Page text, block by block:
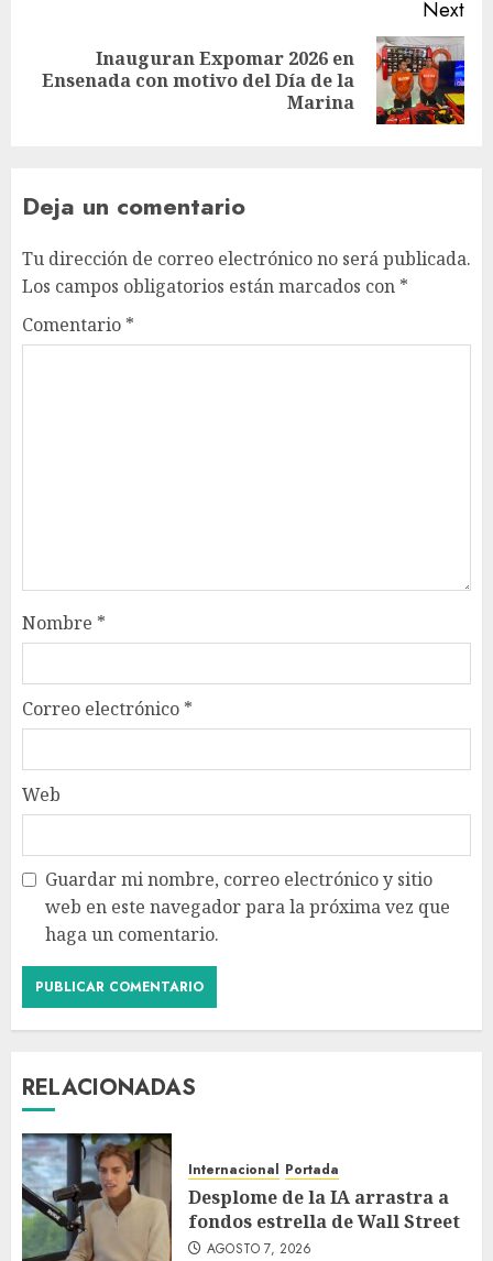
Next
Inauguran Expomar 2026 en
Ensenada con motivo del Día de la
Marina
Deja un comentario
Tu dirección de correo electrónico no será publicada.
Los campos obligatorios están marcados con *
Comentario *
Nombre *
Correo electrónico *
Web
Guardar mi nombre, correo electrónico y sitio
web en este navegador para la próxima vez que
haga un comentario.
RELACIONADAS
Internacional Portada
Desplome de la IA arrastra a
fondos estrella de Wall Street
AGOSTO 7, 2026